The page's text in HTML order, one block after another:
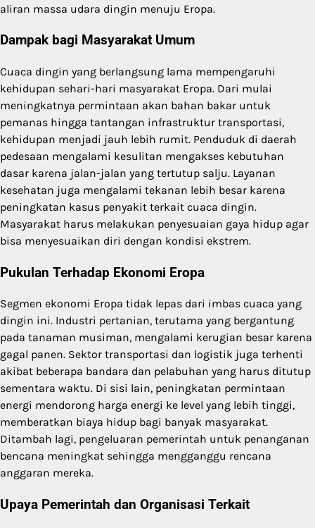
aliran massa udara dingin menuju Eropa.
Dampak bagi Masyarakat Umum
Cuaca dingin yang berlangsung lama mempengaruhi
kehidupan sehari-hari masyarakat Eropa. Dari mulai
meningkatnya permintaan akan bahan bakar untuk
pemanas hingga tantangan infrastruktur transportasi,
kehidupan menjadi jauh lebih rumit. Penduduk di daerah
pedesaan mengalami kesulitan mengakses kebutuhan
dasar karena jalan-jalan yang tertutup salju. Layanan
kesehatan juga mengalami tekanan lebih besar karena
peningkatan kasus penyakit terkait cuaca dingin.
Masyarakat harus melakukan penyesuaian gaya hidup agar
bisa menyesuaikan diri dengan kondisi ekstrem.
Pukulan Terhadap Ekonomi Eropa
Segmen ekonomi Eropa tidak lepas dari imbas cuaca yang
dingin ini. Industri pertanian, terutama yang bergantung
pada tanaman musiman, mengalami kerugian besar karena
gagal panen. Sektor transportasi dan logistik juga terhenti
akibat beberapa bandara dan pelabuhan yang harus ditutup
sementara waktu. Di sisi lain, peningkatan permintaan
energi mendorong harga energi ke level yang lebih tinggi,
memberatkan biaya hidup bagi banyak masyarakat.
Ditambah lagi, pengeluaran pemerintah untuk penanganan
bencana meningkat sehingga mengganggu rencana
anggaran mereka.
Upaya Pemerintah dan Organisasi Terkait